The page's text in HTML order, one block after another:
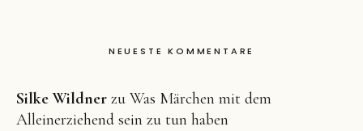
NEUESTE KOMMENTARE
Silke Wildner zu Was Märchen mit dem
Alleinerziehend sein zu tun haben